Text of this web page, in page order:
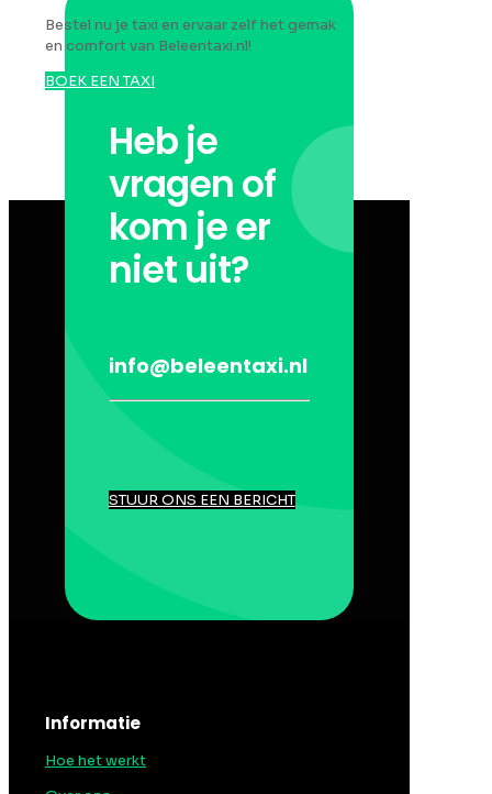
Bestel nu je taxi en ervaar zelf het gemak
en comfort van Beleentaxi.nl!
BOEK EEN TAXI
Heb je
vragen of
kom je er
niet uit?
info@beleentaxi.nl
STUUR ONS EEN BERICHT
Informatie
Hoe het werkt